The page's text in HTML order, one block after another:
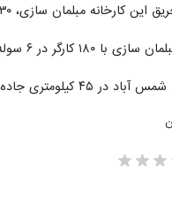
۳۰ دستگاه ماشین آلات آتش نشانی از نقاط مختلف استان تهران حضور یافتند.
در ۶ سوله فعالیت می کرد.
قم در جوار شهر حسن آباد قرار دارد.